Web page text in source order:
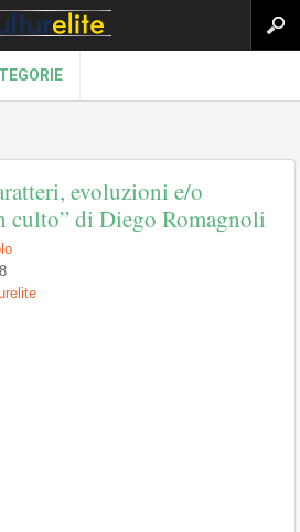
evoluzioni e/o
di Diego Romagnoli